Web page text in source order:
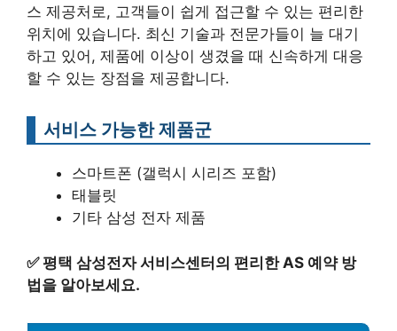
스 제공처로, 고객들이 쉽게 접근할 수 있는 편리한
위치에 있습니다. 최신 기술과 전문가들이 늘 대기
하고 있어, 제품에 이상이 생겼을 때 신속하게 대응
할 수 있는 장점을 제공합니다.
서비스 가능한 제품군
스마트폰 (갤럭시 시리즈 포함)
태블릿
기타 삼성 전자 제품
✅평택 삼성전자 서비스센터의 편리한 AS 예약 방
법을 알아보세요.